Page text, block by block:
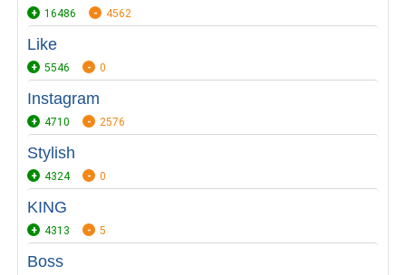
16486 4562
Like
5546 0
Instagram
4710 2576
Stylish
4324 0
KING
4313 5
Boss